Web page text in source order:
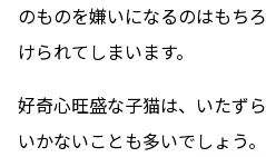
のものを嫌いになるのはもち
けられてしまいます。
好奇心旺盛な子猫は、いたず
いかないことも多いでしょう